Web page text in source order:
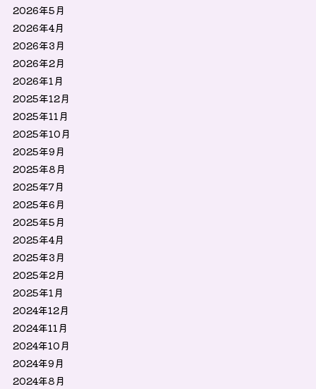
2026年5月
2026年4月
2026年3月
2026年2月
2026年1月
2025年12月
2025年11月
2025年10月
2025年9月
2025年8月
2025年7月
2025年6月
2025年5月
2025年4月
2025年3月
2025年2月
2025年1月
2024年12月
2024年11月
2024年10月
2024年9月
2024年8月